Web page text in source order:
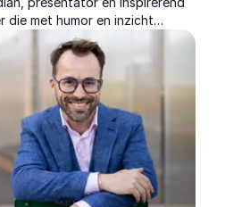
die met humor en inzicht
over leiderschap, inclusie en
groei.